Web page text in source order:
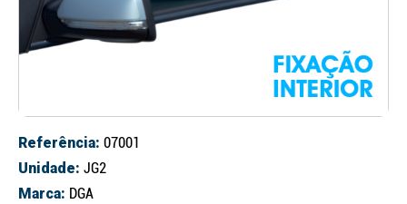
Referência: 07001
Unidade: JG2
Marca: DGA